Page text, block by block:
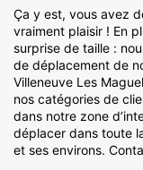
Ça y est, vous avez
vraiment plaisir ! En
surprise de taille :
de déplacement de
Villeneuve Les
nos catégories de
dans notre zone
déplacer dans toute
et ses environs.